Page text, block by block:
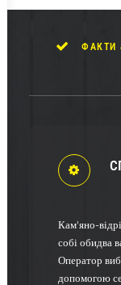
ФАКТИ
Кам'яно-
собі обидва
Оператор
допомогою